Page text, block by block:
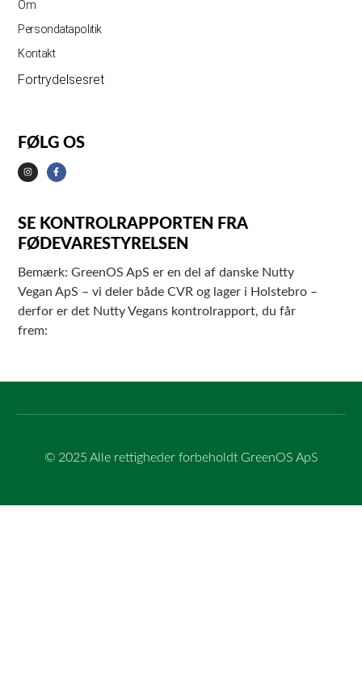
Om
Persondatapolitik
Kontakt
Fortrydelsesret
FØLG OS
SE KONTROLRAPPORTEN FRA
FØDEVARESTYRELSEN
Bemærk: GreenOS ApS er en del af danske Nutty
Vegan ApS – vi deler både CVR og lager i Holstebro –
derfor er det Nutty Vegans kontrolrapport, du får
frem:
© 2025 Alle rettigheder forbeholdt GreenOS ApS